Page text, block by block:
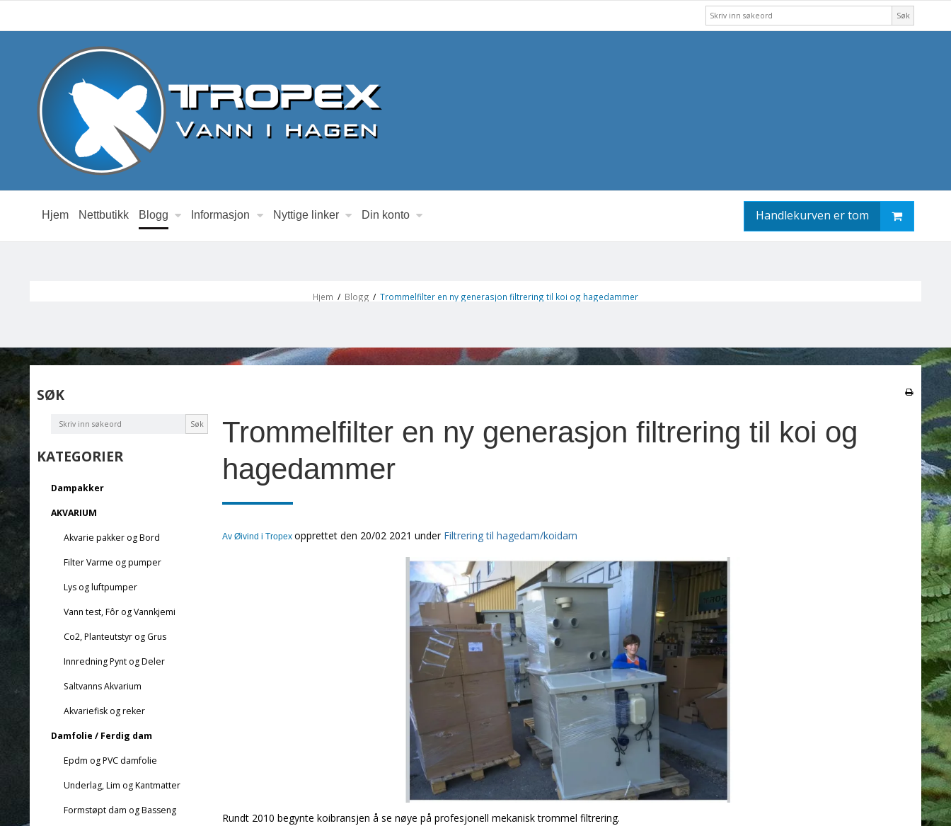
Søk
Hjem Nettbutikk Blogg Informasjon Nyttige linker Din konto Handlekurven er tom
Hjem / Blogg / Trommelfilter en ny generasjon filtrering til koi og hagedammer
SØK
Søk
KATEGORIER
Dampakker
AKVARIUM
Akvarie pakker og Bord
Filter Varme og pumper
Lys og luftpumper
Vann test, Fôr og Vannkjemi
Co2, Planteutstyr og Grus
Innredning Pynt og Deler
Saltvanns Akvarium
Akvariefisk og reker
Damfolie / Ferdig dam
Epdm og PVC damfolie
Underlag, Lim og Kantmatter
Formstøpt dam og Basseng
Trommelfilter en ny generasjon filtrering til koi og
hagedammer
AvØivind i Tropexopprettet den 20/02 2021 under Filtrering til hagedam/koidam
Rundt 2010 begynte koibransjen å se nøye på profesjonell mekanisk trommel filtrering.